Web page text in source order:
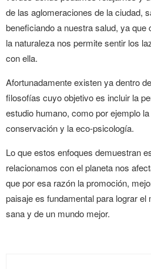
de las aglomeraciones de la ciudad,
beneficiando a nuestra salud, ya
la naturaleza nos permite sentir los
con ella.
Afortunadamente existen ya dentro
filosofías cuyo objetivo es incluir la
estudio humano, como por ejemplo
conservación y la eco-psicología.
Lo que estos enfoques demuestran
relacionamos con el planeta nos
que por esa razón la promoción,
paisaje es fundamental para lograr
sana y de un mundo mejor.